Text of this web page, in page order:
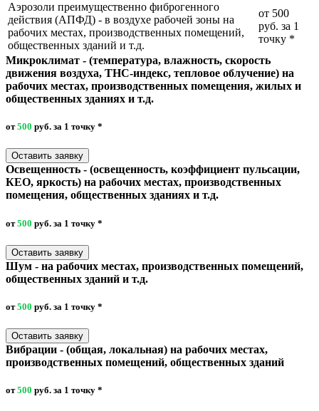
Аэрозоли преимущественно фиброгенного
действия (АПФД) - в воздухе рабочей зоны на
рабочих местах, производственных помещений,
общественных зданий и т.д.
от 500
руб. за 1
точку *
Микроклимат - (температура, влажность, скорость
движения воздуха, ТНС-индекс, тепловое облучение) на
рабочих местах, производственных помещения, жилых и
общественных зданиях и т.д.
от500 руб. за 1 точку *
Оставить заявку
Освещенность - (освещенность, коэффициент пульсации,
КЕО, яркость) на рабочих местах, производственных
помещения, общественных зданиях и т.д.
от500 руб. за 1 точку *
Оставить заявку
Шум - на рабочих местах, производственных помещений,
общественных зданий и т.д.
от500 руб. за 1 точку *
Оставить заявку
Вибрации - (общая, локальная) на рабочих местах,
производственных помещений, общественных зданий
от500 руб. за 1 точку *